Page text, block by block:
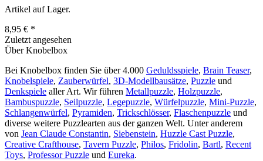
Artikel auf Lager.
8,95 € *
Zuletzt angesehen
Über Knobelbox
Bei Knobelbox finden Sie über 4.000 Geduldsspiele, Brain Teaser,
Knobelspiele, Zauberwürfel, 3D-Modellbausätze, Puzzle und
Denkspiele aller Art. Wir führen Metallpuzzle, Holzpuzzle,
Bambuspuzzle, Seilpuzzle, Legepuzzle, Würfelpuzzle, Mini-Puzzle,
Schlangenwürfel, Pyramiden, Trickschlösser, Flaschenpuzzle und
diverse weitere Puzzlearten aus der ganzen Welt. Unter anderem
von Jean Claude Constantin, Siebenstein, Huzzle Cast Puzzle,
Creative Crafthouse, Tavern Puzzle, Philos, Fridolin, Bartl, Recent
Toys, Professor Puzzle und Eureka.